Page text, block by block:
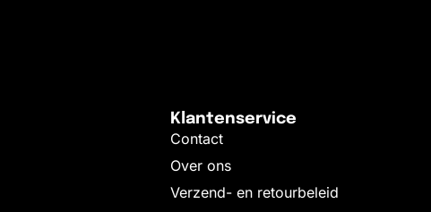
Klantenservice
Contact
Over ons
Verzend- en retourbeleid